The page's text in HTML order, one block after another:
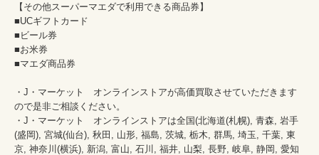
【その他スーパーマエダで利用できる商品券】
■UCギフトカード
■ビール券
■お米券
■マエダ商品券
・J・マーケット　オンラインストアが高価買取させていただきます
ので是非ご相談ください。
・J・マーケット　オンラインストアは全国(北海道(札幌), 青森, 岩手
(盛岡), 宮城(仙台), 秋田, 山形, 福島, 茨城, 栃木, 群馬, 埼玉, 千葉, 東
京, 神奈川(横浜), 新潟, 富山, 石川, 福井, 山梨, 長野, 岐阜, 静岡, 愛知